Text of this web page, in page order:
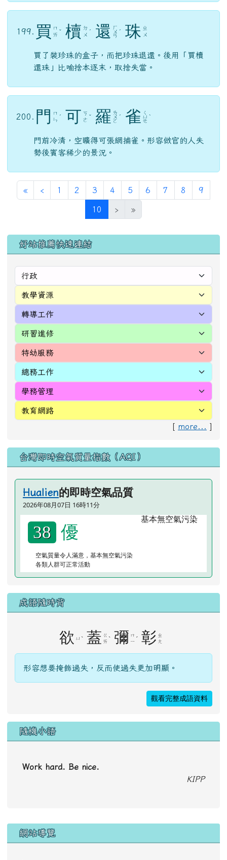
199. 買 ㄇ
ㄞ ˇ 櫝 ㄉ
ㄨ ˊ 還 ㄏ
ㄨ
ㄢ
ˊ 珠 ㄓ
ㄨ
買了裝珍珠的盒子，而把珍珠退還。後用「買櫝
還珠」比喻捨本逐末，取捨失當。
200. 門
ㄇ
ㄣ ˊ 可 ㄎ
ㄜ ˇ 羅 ㄌ
ㄨ
ㄛ
ˊ 雀 ㄑ
ㄩ
ㄝ
ˋ
門前冷清，空曠得可張網捕雀。形容做官的人失
勢後賓客稀少的景況。
«第一頁
‹ 上一頁
1 2 3 4 5 6 7 8 9
10 (目前頁次)
› »
左邊區域內容
好站推薦快速連結
[ more... ]
台灣即時空氣質量指數（AQI）
Hualien的即時空氣品質
2026年08月07日 16時11分
38 優
空氣質量令人滿意，基本無空氣污染
各類人群可正常活動
成語隨時背
欲 ㄩ ˋ 蓋 ㄍ
ㄞ ˋ 彌 ㄇ
ㄧ ˊ 彰 ㄓ
ㄤ
形容想要掩飾過失，反而使過失更加明顯。
觀看完整成語資料
隨機小語
Work hard. Be nice.
KIPP
右邊區域內容
網站導覽